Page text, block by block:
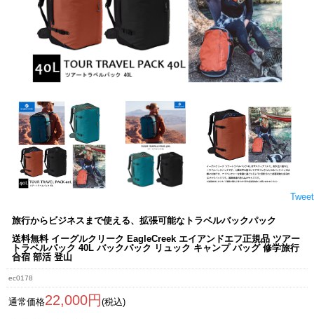
Tweet
旅行からビジネスまで使える、拡張可能なトラベルバックパック
送料無料 イーグルクリーク EagleCreek エイアンドエフ正規品 ツアー
トラベルパック 40L バックパック リュック キャンプ バッグ 修学旅行
合宿 部活 登山
ec0178
通常価格22,000円 (税込)